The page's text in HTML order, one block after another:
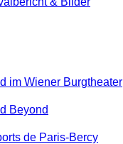
im Wiener Burgtheater
Beyond
de Paris-Bercy